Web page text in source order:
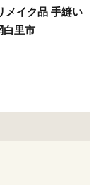
メイク品 手縫い
白里市